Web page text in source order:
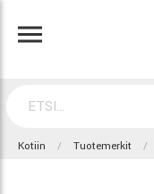
Kotiin Tuotemerkit